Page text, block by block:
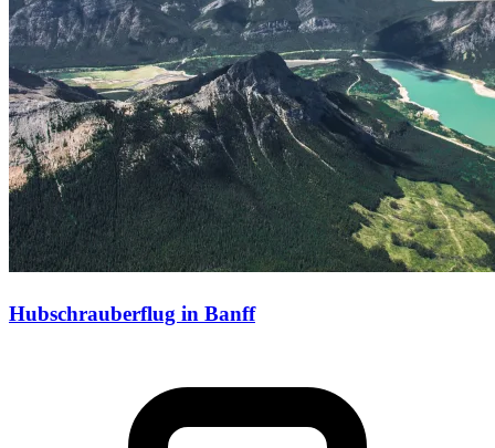
Hubschrauberflug in Banff